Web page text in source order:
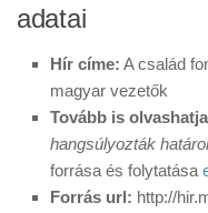
adatai
Hír címe: A család
magyar vezetők
Tovább is
hangsúlyozták
forrása és folytatása
Forrás url: http://